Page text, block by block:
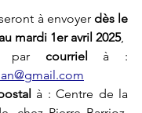
à envoyer dès le
mardi 1er avril 2025,
par courriel
à : Centre de la